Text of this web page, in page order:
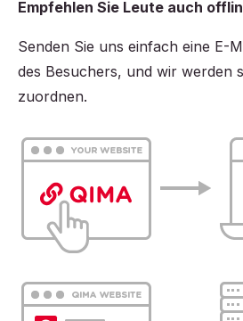
Empfehlen Sie Leute auch
Senden Sie uns einfach eine E-
des Besuchers, und wir werden
zuordnen.